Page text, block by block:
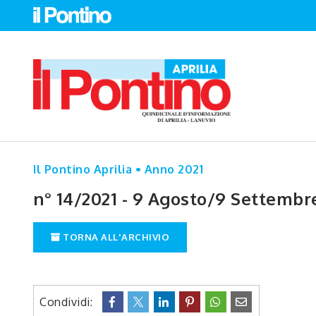
Il Pontino Aprilia • Anno 2021
n° 14/2021 - 9 Agosto/9
TORNA ALL'ARCHIVIO
Condividi: